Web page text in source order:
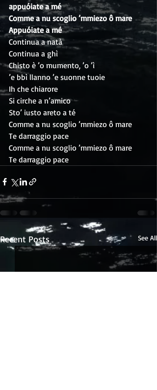
appuóiate a mé
Comme a nu scoglio ’mmiezo ô mare
Appuóiate a mé
Continua a natà
Continua a ghì
Chisto è ’o mumento, ’o ’ì
’e bbì llanno ’e suonne tuoie
Ih che chiarore
Si cirche a n’amico
Sto’ iusto areto a té
Comme a nu scoglio ’mmiezo ô mare
Te darraggio pace
Comme a nu scoglio ’mmiezo ô mare
Te darraggio pace
Recent Posts See All